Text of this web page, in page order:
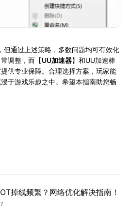
但通过上述策略，多数问题均可有效化
调整，而【UU加速器】和UU加速棒
供专业保障。合理选择方案，玩家能
于游戏乐趣之中。希望本指南助您畅
掉线频繁？网络优化解决指南！